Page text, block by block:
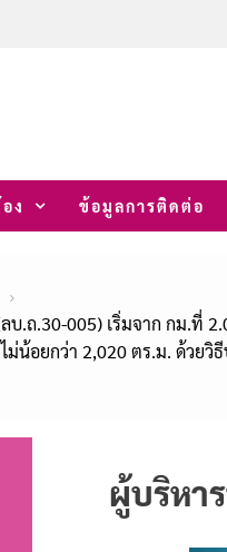
ง ข้อมูลการติดต่อ
บ.ถ.30-005) เริ่มจาก กม.ที่
ม่น้อยกว่า 2,020 ตร.ม. ด้วยวิ
ผู้บริหา